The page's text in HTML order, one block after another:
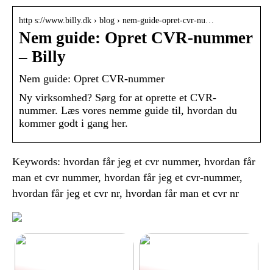
http s://www.billy.dk › blog › nem-guide-opret-cvr-nu…
Nem guide: Opret CVR-nummer
– Billy
Nem guide: Opret CVR-nummer
Ny virksomhed? Sørg for at oprette et CVR-
nummer. Læs vores nemme guide til, hvordan du
kommer godt i gang her.
Keywords: hvordan får jeg et cvr nummer, hvordan får
man et cvr nummer, hvordan får jeg et cvr-nummer,
hvordan får jeg et cvr nr, hvordan får man et cvr nr